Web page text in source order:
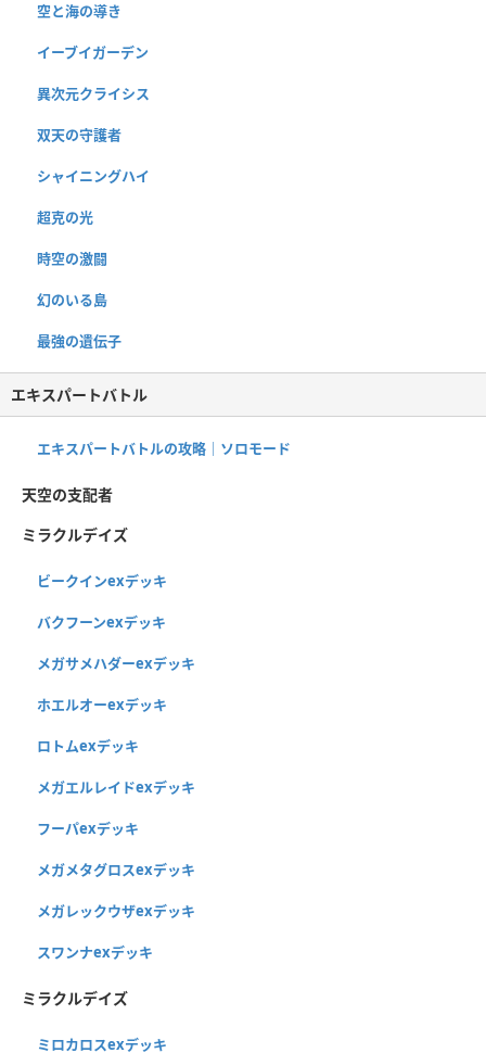
空と海の導き
イーブイガーデン
異次元クライシス
双天の守護者
シャイニングハイ
超克の光
時空の激闘
幻のいる島
最強の遺伝子
エキスパートバトル
エキスパートバトルの攻略｜ソロモード
天空の支配者
ミラクルデイズ
ビークインexデッキ
バクフーンexデッキ
メガサメハダーexデッキ
ホエルオーexデッキ
ロトムexデッキ
メガエルレイドexデッキ
フーパexデッキ
メガメタグロスexデッキ
メガレックウザexデッキ
スワンナexデッキ
ミラクルデイズ
ミロカロスexデッキ